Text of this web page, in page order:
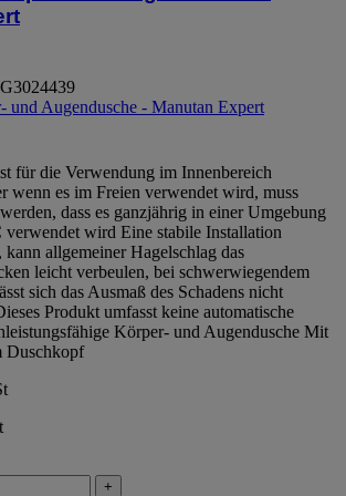
und Augendusche - Manutan Expert
für die Verwendung im Innenbereich
wenn es im Freien verwendet wird, muss
dass es ganzjährig in einer Umgebung
verwendet wird Eine stabile Installation
kann allgemeiner Hagelschlag das
leicht verbeulen, bei schwerwiegendem
sich das Ausmaß des Schadens nicht
Produkt umfasst keine automatische
Körper- und Augendusche Mit
Duschkopf
+